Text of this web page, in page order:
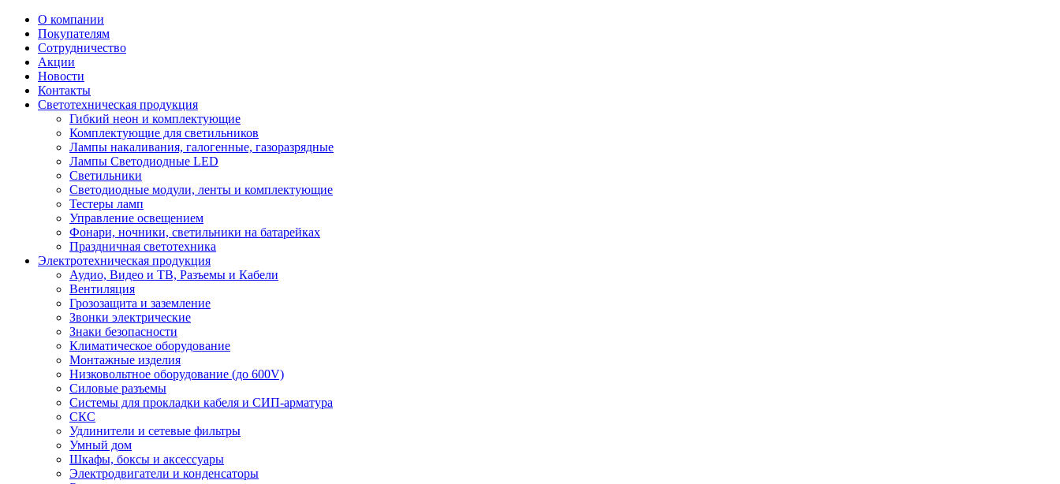
О компании
Покупателям
Сотрудничество
Акции
Новости
Контакты
Светотехническая продукция
Гибкий неон и комплектующие
Комплектующие для светильников
Лампы накаливания, галогенные, газоразрядные
Лампы Светодиодные LED
Светильники
Светодиодные модули, ленты и комплектующие
Тестеры ламп
Управление освещением
Фонари, ночники, светильники на батарейках
Праздничная светотехника
Электротехническая продукция
Аудио, Видео и ТВ, Разъемы и Кабели
Вентиляция
Грозозащита и заземление
Звонки электрические
Знаки безопасности
Климатическое оборудование
Монтажные изделия
Низковольтное оборудование (до 600V)
Силовые разъемы
Системы для прокладки кабеля и СИП-арматура
СКС
Удлинители и сетевые фильтры
Умный дом
Шкафы, боксы и аксессуары
Электродвигатели и конденсаторы